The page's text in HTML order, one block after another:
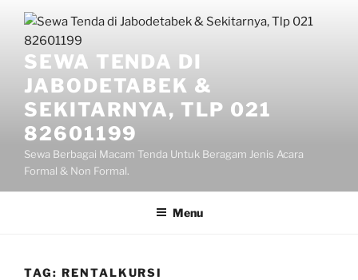
Lompat
konten
SEWA TENDA DI
JABODETABEK &
SEKITARNYA, TLP 021
82601199
Sewa Berbagai Macam Tenda Untuk Beragam Jenis Acara
Formal & Non Formal.
Menu
TAG: RENTALKURSI